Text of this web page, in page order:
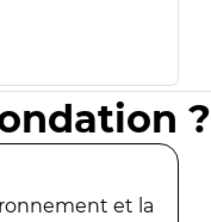
?
et la